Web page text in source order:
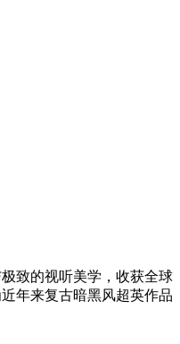
致的视听美学，收获全球
年来复古暗黑风超英作品